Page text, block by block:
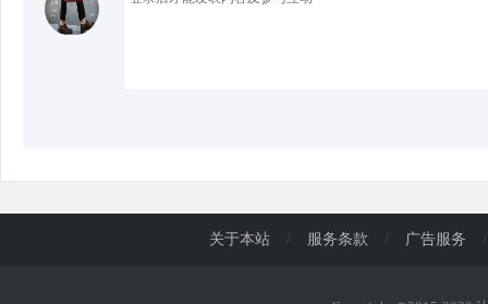
关于本站 / 服务条款 / 广告服务 /